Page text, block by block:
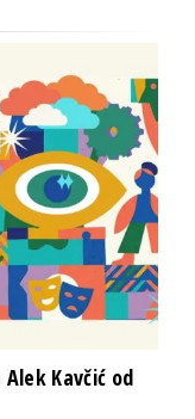
Kavčić od